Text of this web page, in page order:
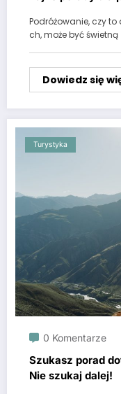
Podróżowanie, czy
ch, może być świetną
Dowiedz się
Turystyka
0 Komentarze
Szukasz porad
Nie szukaj dalej!